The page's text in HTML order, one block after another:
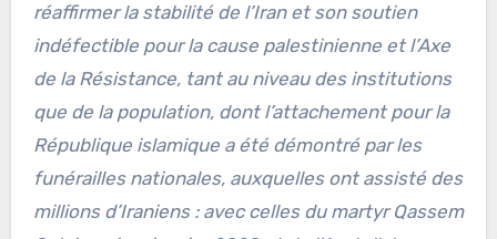
réaffirmer la stabilité de l’Iran et son soutien
indéfectible pour la cause palestinienne et l’Axe
de la Résistance, tant au niveau des institutions
que de la population, dont l’attachement pour la
République islamique a été démontré par les
funérailles nationales, auxquelles ont assisté des
millions d’Iraniens : avec celles du martyr Qassem